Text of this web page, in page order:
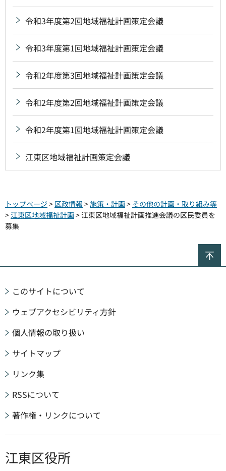
令和3年度第2回地域福祉計画策定会議
令和3年度第1回地域福祉計画策定会議
令和2年度第3回地域福祉計画策定会議
令和2年度第2回地域福祉計画策定会議
令和2年度第1回地域福祉計画策定会議
江東区地域福祉計画策定会議
トップページ > 区政情報 >施策・計画> その他の計画・取り組み等
>江東区地域福祉計画> 江東区地域福祉計画推進会議の区民委員を
募集
このサイトについて
ウェブアクセシビリティ方針
個人情報の取り扱い
サイトマップ
リンク集
RSSについて
著作権・リンクについて
江東区役所